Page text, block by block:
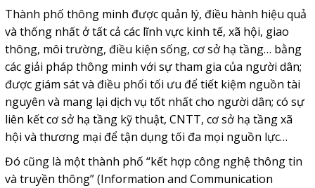
Thành phố thông minh được quản lý, điều hành hiệu quả
và thống nhất ở tất cả các lĩnh vực kinh tế, xã hội, giao
thông, môi trường, điều kiện sống, cơ sở hạ tầng… bằng
các giải pháp thông minh với sự tham gia của người dân;
được giám sát và điều phối tối ưu để tiết kiệm nguồn tài
nguyên và mang lại dịch vụ tốt nhất cho người dân; có sự
liên kết cơ sở hạ tầng kỹ thuật, CNTT, cơ sở hạ tầng xã
hội và thương mại để tận dụng tối đa mọi nguồn lực…
Đó cũng là một thành phố “kết hợp công nghệ thông tin
và truyền thông” (Information and Communication